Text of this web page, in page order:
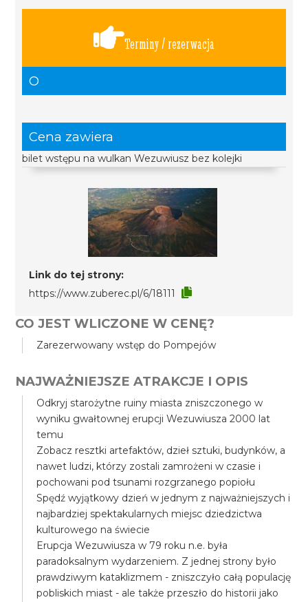
Terminy / rezerwacja
O
Cena zawiera
bilet wstępu na wulkan Wezuwiusz bez kolejki
Link do tej strony:
https://www.zuberec.pl/6/18111
CO JEST WLICZONE W CENĘ?
Zarezerwowany wstęp do Pompejów
NAJWAŻNIEJSZE ATRAKCJE I OPIS
Odkryj starożytne ruiny miasta zniszczonego w
wyniku gwałtownej erupcji Wezuwiusza 2000 lat
temu
Zobacz resztki artefaktów, dzieł sztuki, budynków, a
nawet ludzi, którzy zostali zamrożeni w czasie i
pochowani pod tsunami rozgrzanego popiołu
Spędź wyjątkowy dzień w jednym z najważniejszych i
najbardziej spektakularnych miejsc dziedzictwa
kulturowego na świecie
Erupcja Wezuwiusza w 79 roku n.e. była
paradoksalnym wydarzeniem. Z jednej strony było
prawdziwym kataklizmem - zniszczyło całą populację
pobliskich miast - ale także przeszło do historii jako